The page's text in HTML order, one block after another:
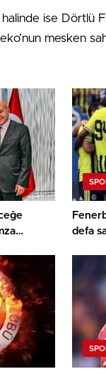
halinde ise
mesken
defa